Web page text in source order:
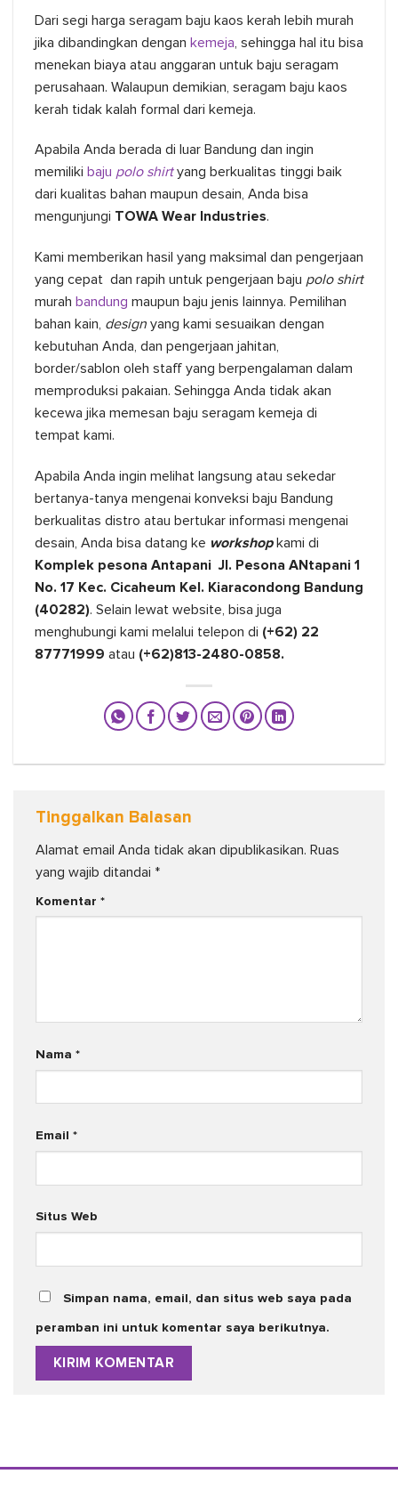
Dari segi harga seragam baju kaos kerah lebih murah
jika dibandingkan dengan kemeja, sehingga hal itu bisa
menekan biaya atau anggaran untuk baju seragam
perusahaan. Walaupun demikian, seragam baju kaos
kerah tidak kalah formal dari kemeja.
Apabila Anda berada di luar Bandung dan ingin
memiliki baju polo shirt yang berkualitas tinggi baik
dari kualitas bahan maupun desain, Anda bisa
mengunjungi TOWA Wear Industries.
Kami memberikan hasil yang maksimal dan pengerjaan
yang cepat dan rapih untuk pengerjaan baju polo shirt
murah bandung maupun baju jenis lainnya. Pemilihan
bahan kain, design yang kami sesuaikan dengan
kebutuhan Anda, dan pengerjaan jahitan,
border/sablon oleh staff yang berpengalaman dalam
memproduksi pakaian. Sehingga Anda tidak akan
kecewa jika memesan baju seragam kemeja di
tempat kami.
Apabila Anda ingin melihat langsung atau sekedar
bertanya-tanya mengenai konveksi baju Bandung
berkualitas distro atau bertukar informasi mengenai
desain, Anda bisa datang ke workshopkami di
Komplek pesona Antapani Jl. Pesona ANtapani 1
No. 17 Kec. Cicaheum Kel. Kiaracondong Bandung
(40282). Selain lewat website, bisa juga
menghubungi kami melalui telepon di (+62) 22
87771999 atau (+62)813-2480-0858.
Tinggalkan Balasan
Alamat email Anda tidak akan dipublikasikan. Ruas
yang wajib ditandai *
Komentar *
Nama *
Email *
Situs Web
Simpan nama, email, dan situs web saya pada
peramban ini untuk komentar saya berikutnya.